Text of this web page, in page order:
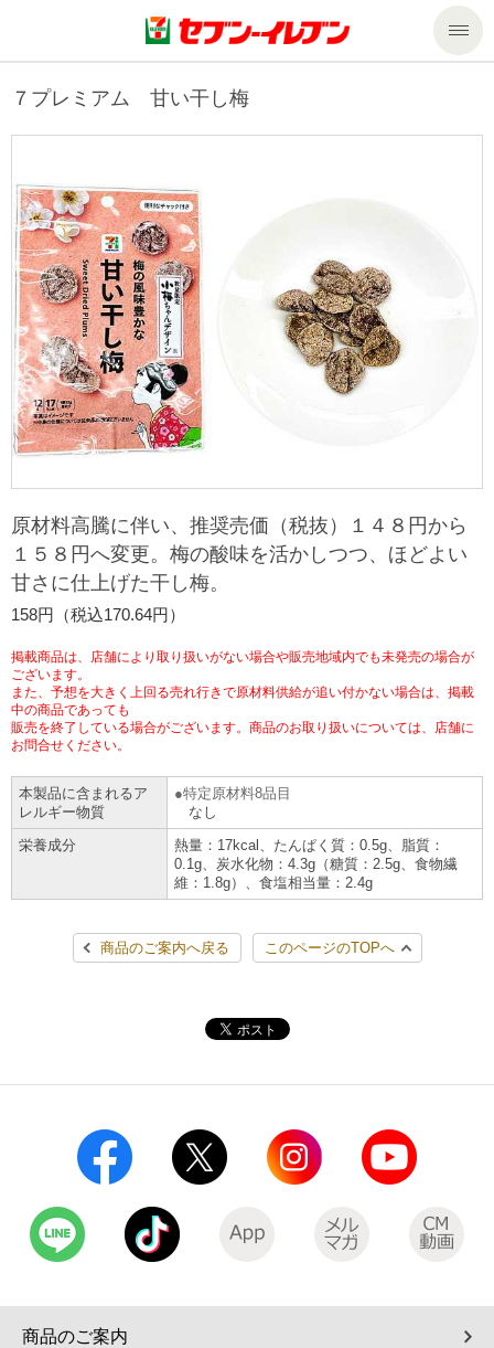
商品のご案内
今週の新商品
来週の新商品
商品カテゴリ一覧
セブンプレミアム
ギフト
プリペイドカード・金券
ニンテンドー・ダウンロードカード
サービス
サービストップ
nanacoトップ
マルチコピー機でできること
コピー
プリント
スキャン
ファクス
チケット
プリペイドサービス
スポーツ振興くじ
行政サービス
学び・教育
宅配便
切手・はがき・印紙
セブン銀行ATM
ご利用可能なお支払い方法
スマホプリペイド
レジでApple Accountにチャージ
オンラインフォトサービス
コインランドリー（店舗限定）
自転車シェアリング（店舗限定）
モバイルバッテリーシェアリング（店舗限定）
モバイルWi-Fiバッテリーシェアリング（店舗限定）
荷物預かりサービス「ecbocloakエクボクローク」（店舗限定）
チケットサービス
セブンチケット
イープラス
JTB
セブン‐イレブンでお受取り
セブンネットショッピング
企業情報
企業情報トップ
ニュースリリース
企業理念
会社概要
貸借対照表・損益計算書
沿革
国内店舗数
売上高、店舗数推移
セブン‐イレブンの海外事業
データで見るセブン‐イレブン
セブン‐イレブンの「商品力」
セブン-イレブンの横顔
セブン-イレブンの歴史
私たちの取組み
サステナビリティ
セブン＆アイ・ホールディングスの重点課題
サステナビリティ活動基本方針
サステナビリティ推進体制
GREEN CHALLENGE 2050
4VISIONS
サステナビリティニュース
サステナビリティレポート
報告書ライブラリー
加盟店オーナー募集 物件募集・購入
アルバイト情報
店舗検索
お問い合わせ
Language
English (Corporate)
English (Services)
简体中文(服务)
한국어(서비스)
７プレミアム 甘い干し梅
原材料高騰に伴い、推奨売価（税抜）１４８円から
１５８円へ変更。梅の酸味を活かしつつ、ほどよい
甘さに仕上げた干し梅。
158円（税込170.64円）
掲載商品は、店舗により取り扱いがない場合や販売地域内でも未発売の場合が
ございます。
また、予想を大きく上回る売れ行きで原材料供給が追い付かない場合は、掲載
中の商品であっても
販売を終了している場合がございます。商品のお取り扱いについては、店舗に
お問合せください。
本製品に含まれるア
レルギー物質
特定原材料8品目
なし
栄養成分
熱量：17kcal、たんぱく質：0.5g、脂質：
0.1g、炭水化物：4.3g（糖質：2.5g、食物繊
維：1.8g）、食塩相当量：2.4g
商品のご案内へ戻る このページのTOPへ
商品のご案内